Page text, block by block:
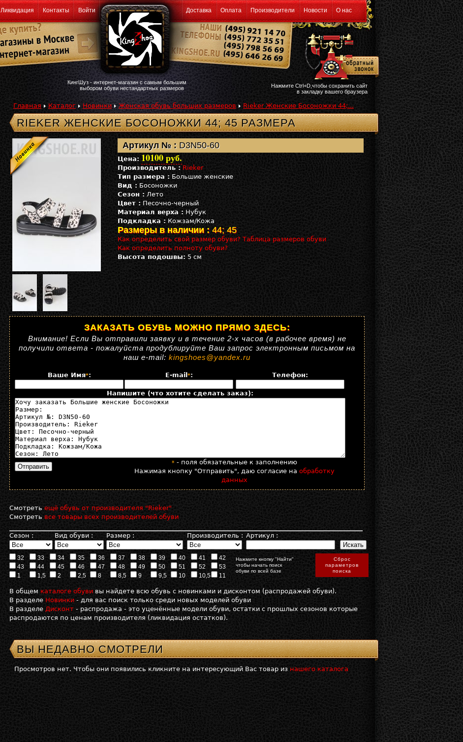
Ликвидация Контакты Войти Доставка Оплата Производители Новости О нас
КингШуз - интернет-магазин с самым большим
выбором обуви нестандартных размеров
Нажмите Ctrl+D,чтобы сохранить сайт
в закладку вашего браузера
Главная Каталог Новинки Женская обувь больших размеров Rieker Женские Босоножки 44;...
RIEKER ЖЕНСКИЕ БОСОНОЖКИ 44; 45 РАЗМЕРА
Артикул № : D3N50-60
Цена: 10100 руб.
Производитель : Rieker
Тип размера : Большие женские
Вид : Босоножки
Сезон : Лето
Цвет : Песочно-черный
Материал верха : Нубук
Подкладка : Кожзам/Кожа
Размеры в наличии : 44; 45
Как определить свой размер обуви? Таблица размеров обуви
Как определить полноту обуви?
Высота подошвы: 5 см
ЗАКАЗАТЬ ОБУВЬ МОЖНО ПРЯМО ЗДЕСЬ:
Внимание! Если Вы отправили заявку и в течение 2-х часов (в рабочее время) не
получили ответа - пожалуйста продублируйте Ваш запрос электронным письмом на
наш e-mail: kingshoes@yandex.ru
Ваше Имя*: E-mail *: Телефон:
Напишите (что хотите сделать заказ):
* - поля обязательные к заполнению
Нажимая кнопку "Отправить", даю согласие на обработку
данных
Смотретьещё обувь от производителя "Rieker"
Смотреть все товары всех производителей обуви
Сезон : Вид обуви : Размер : Производитель : Артикул :
32 33 34 35 36 37 38 39 40 41
42
43
44 45 46 47 48 49 50 51 52
53
1
1,5 2 2,5 8 8,5 9 9,5 10 10,5 11
Нажмите кнопку "Найти"
чтобы начать поиск
обуви по всей базе
Сброс
параметров
поиска
В общем каталоге обуви вы найдете всю обувь с новинками и дисконтом (распродажей обуви).
В разделе Новинки - для вас поиск только среди новых моделей обуви
В разделе Дисконт - распродажа - это уценённые модели обуви, остатки с прошлых сезонов которые
распродаются по ценам производителя (ликвидация остатков).
ВЫ НЕДАВНО СМОТРЕЛИ
Просмотров нет. Чтобы они появились кликните на интересующий Вас товар из нашего каталога